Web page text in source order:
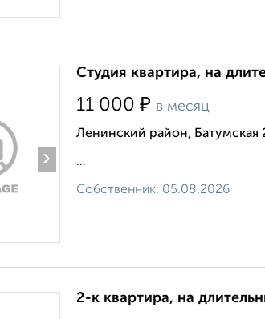
›
Студия квартира, на
11 000 ₽ в месяц
Ленинский район, Батумская
...
Собственник, 05.08.2026
2-к квартира, на